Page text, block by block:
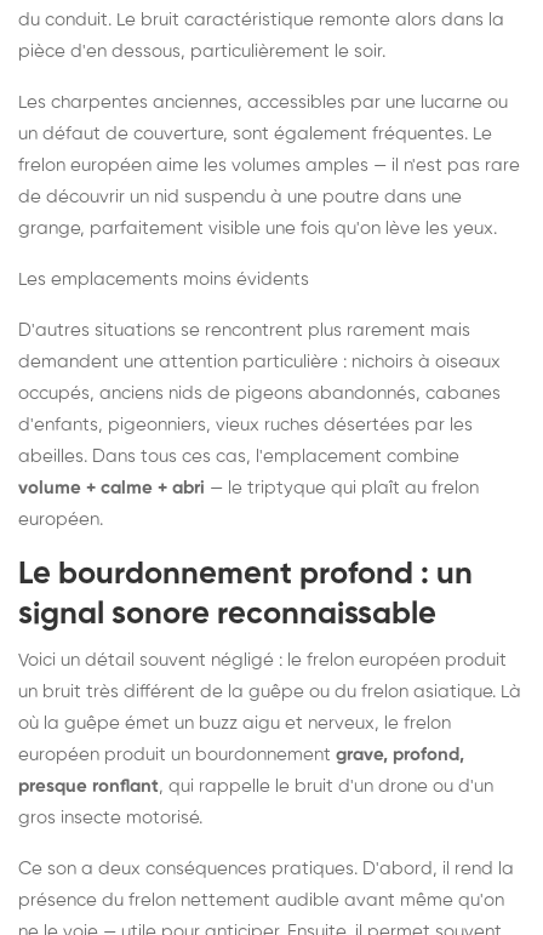
du conduit. Le bruit caractéristique remonte alors dans la
pièce d'en dessous, particulièrement le soir.
Les charpentes anciennes, accessibles par une lucarne ou
un défaut de couverture, sont également fréquentes. Le
frelon européen aime les volumes amples — il n'est pas rare
de découvrir un nid suspendu à une poutre dans une
grange, parfaitement visible une fois qu'on lève les yeux.
Les emplacements moins évidents
D'autres situations se rencontrent plus rarement mais
demandent une attention particulière : nichoirs à oiseaux
occupés, anciens nids de pigeons abandonnés, cabanes
d'enfants, pigeonniers, vieux ruches désertées par les
abeilles. Dans tous ces cas, l'emplacement combine
volume + calme + abri — le triptyque qui plaît au frelon
européen.
Le bourdonnement profond : un
signal sonore reconnaissable
Voici un détail souvent négligé : le frelon européen produit
un bruit très différent de la guêpe ou du frelon asiatique. Là
où la guêpe émet un buzz aigu et nerveux, le frelon
européen produit un bourdonnement grave, profond,
presque ronflant, qui rappelle le bruit d'un drone ou d'un
gros insecte motorisé.
Ce son a deux conséquences pratiques. D'abord, il rend la
présence du frelon nettement audible avant même qu'on